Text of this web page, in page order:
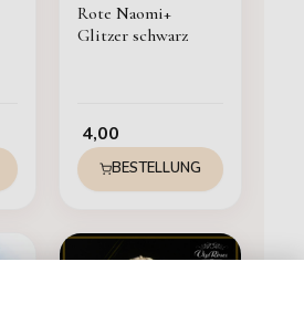
Rote Naomi+
Glitzer schwarz
4,00
BESTELLUNG